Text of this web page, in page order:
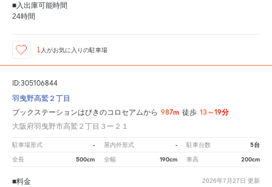
■入出庫可能時間
24時間
1 人がお気に入りの駐車場
ID:305106844
羽曳野高鷲２丁目
ブックステーションはびきのコロセアムから 987m 徒歩 13～19分
大阪府羽曳野市高鷲２丁目３ー２１
駐車場形式 - 屋内外形式 - 駐車台数 5台
全長 500cm 全幅 190cm 車高 200cm
2026年7月27日 更新
■料金